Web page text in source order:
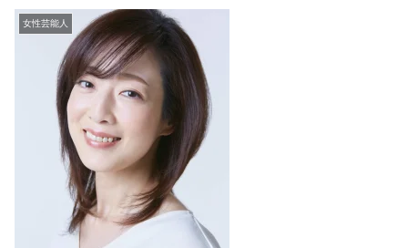
女性芸能人